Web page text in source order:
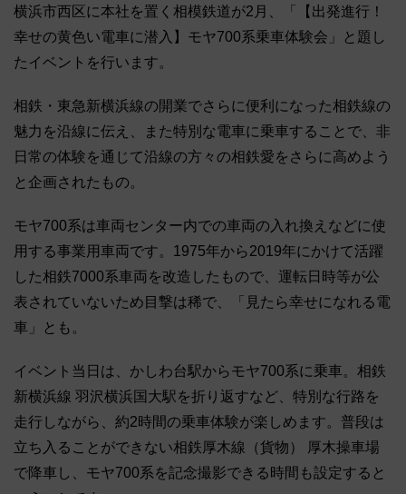
横浜市西区に本社を置く相模鉄道が2月、「【出発進行！
幸せの黄色い電車に潜入】モヤ700系乗車体験会」と題し
たイベントを行います。
相鉄・東急新横浜線の開業でさらに便利になった相鉄線の
魅力を沿線に伝え、また特別な電車に乗車することで、非
日常の体験を通じて沿線の方々の相鉄愛をさらに高めよう
と企画されたもの。
モヤ700系は車両センター内での車両の入れ換えなどに使
用する事業用車両です。1975年から2019年にかけて活躍
した相鉄7000系車両を改造したもので、運転日時等が公
表されていないため目撃は稀で、「見たら幸せになれる電
車」とも。
イベント当日は、かしわ台駅からモヤ700系に乗車。相鉄
新横浜線 羽沢横浜国大駅を折り返すなど、特別な行路を
走行しながら、約2時間の乗車体験が楽しめます。普段は
立ち入ることができない相鉄厚木線（貨物） 厚木操車場
で降車し、モヤ700系を記念撮影できる時間も設定すると